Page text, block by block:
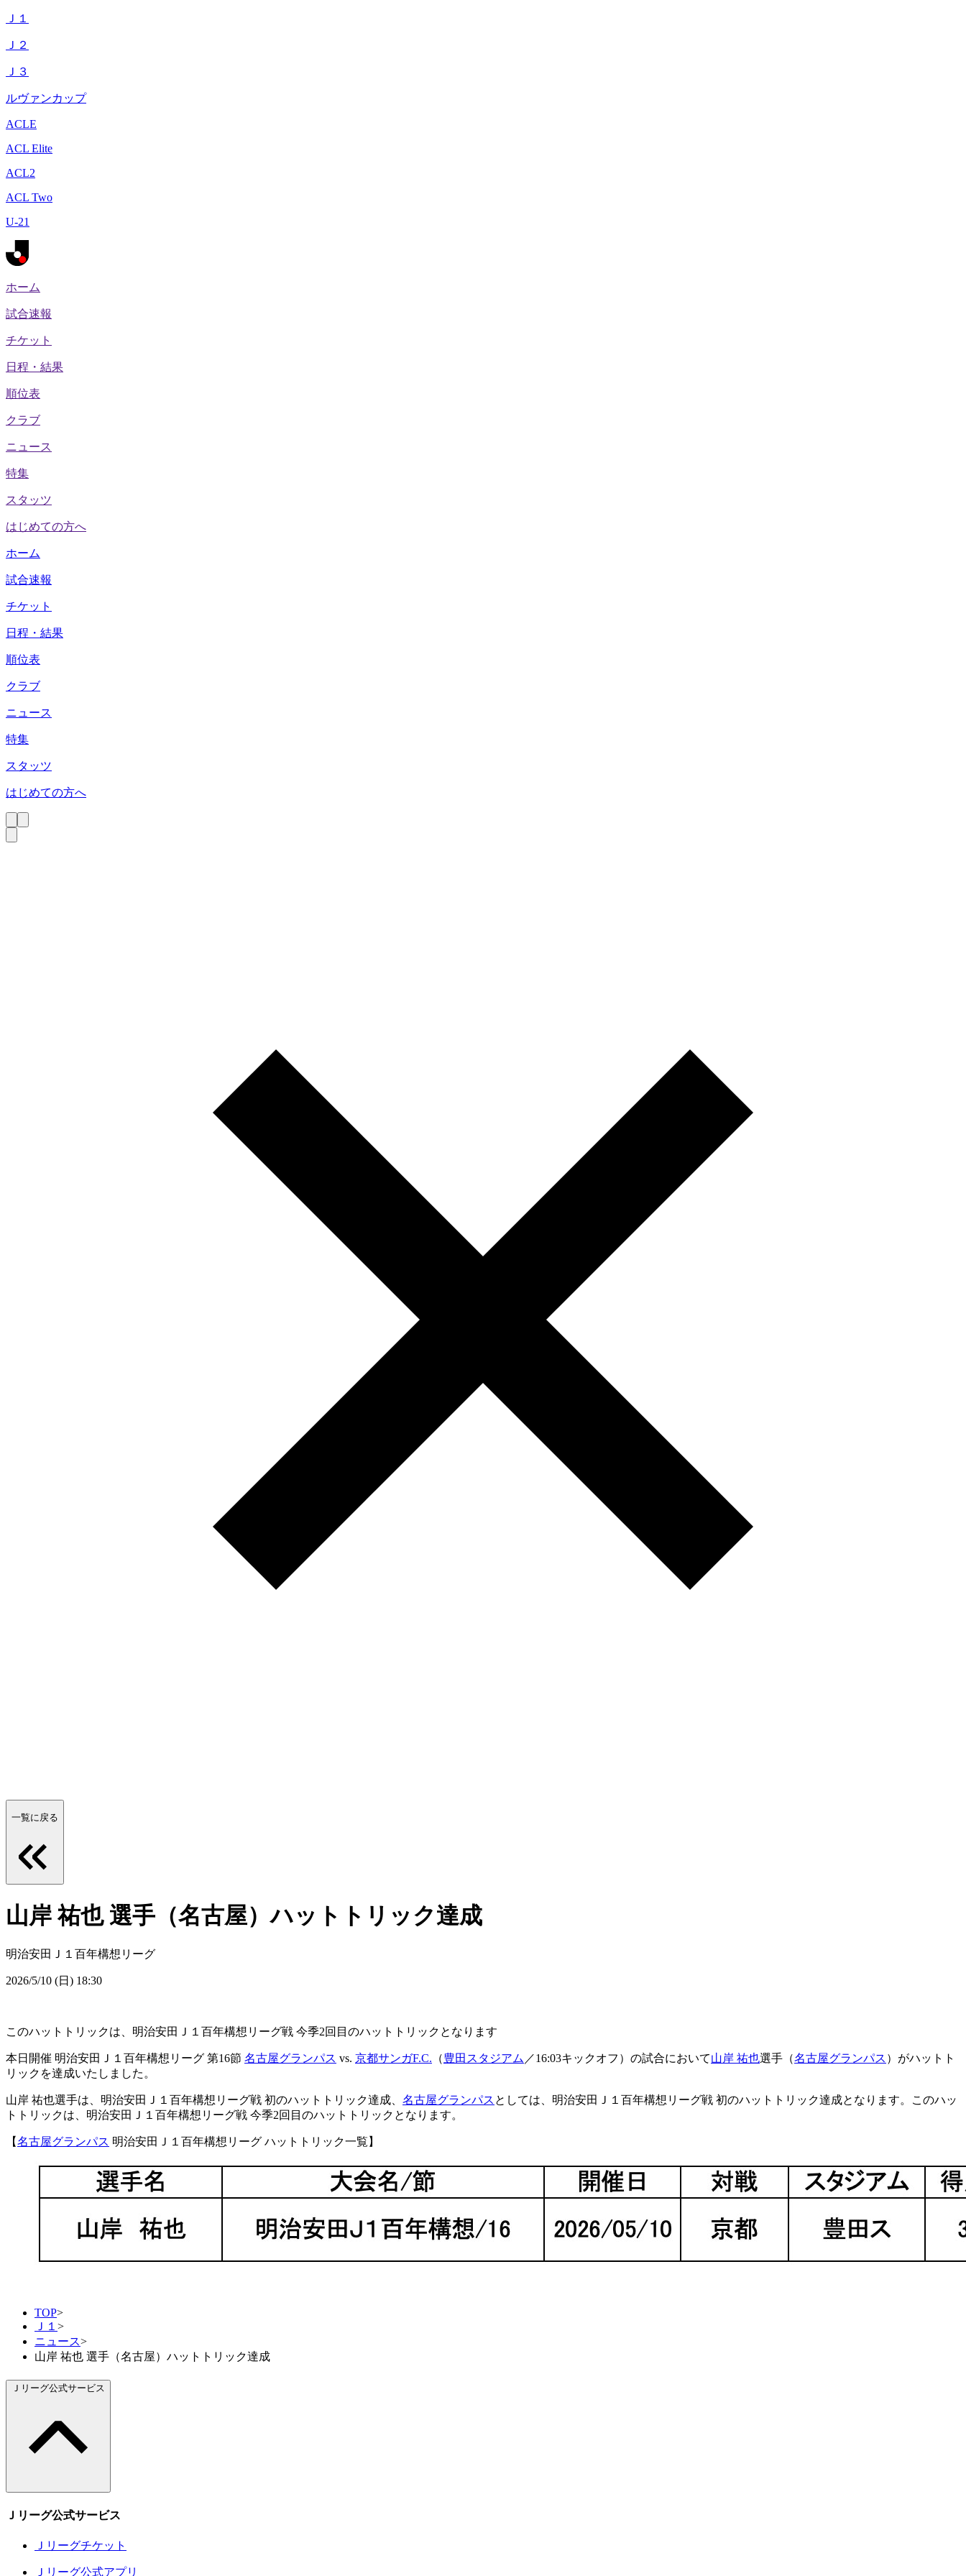
Ｊ１
Ｊ２
Ｊ３
ルヴァンカップ
ACLE
ACL Elite
ACL2
ACL Two
U-21
ホーム
試合速報
チケット
日程・結果
順位表
クラブ
ニュース
特集
スタッツ
はじめての方へ
ホーム
試合速報
チケット
日程・結果
順位表
クラブ
ニュース
特集
スタッツ
はじめての方へ
一覧に戻る
山岸 祐也 選手（名古屋）ハットトリック達成
明治安田Ｊ１百年構想リーグ
2026/5/10 (日) 18:30
このハットトリックは、明治安田Ｊ１百年構想リーグ戦 今季2回目のハットトリックとなります
本日開催 明治安田Ｊ１百年構想リーグ 第16節 名古屋グランパス vs. 京都サンガF.C. （豊田スタジアム ／16:03キックオフ）の試合において山岸 祐也選手（名古屋グランパス ）がハットト
リックを達成いたしました。
山岸 祐也選手は、明治安田Ｊ１百年構想リーグ戦 初のハットトリック達成、 名古屋グランパス としては、明治安田Ｊ１百年構想リーグ戦 初のハットトリック達成となります。このハッ
トトリックは、明治安田Ｊ１百年構想リーグ戦 今季2回目のハットトリックとなります。
【名古屋グランパス 明治安田Ｊ１百年構想リーグ ハットトリック一覧】
TOP>
Ｊ１ >
ニュース>
山岸 祐也 選手（名古屋）ハットトリック達成
Ｊリーグ公式サービス
Ｊリーグ公式サービス
Ｊリーグチケット
Ｊリーグ公式アプリ